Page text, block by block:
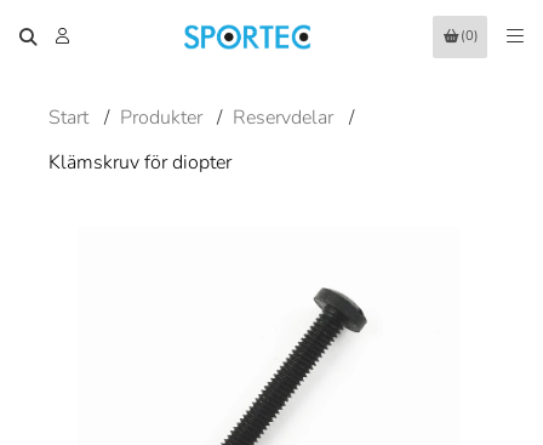
(0)
Start / Produkter / Reservdelar /
Klämskruv för diopter